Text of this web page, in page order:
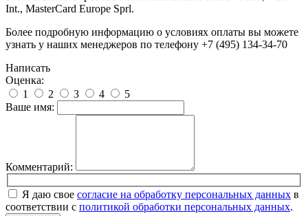
Int., MasterCard Europe Sprl.
Более подробную информацию о условиях оплаты вы можете
узнать у наших менеджеров по телефону +7 (495) 134-34-70
Написать
Оценка:
1
2 3 4
5
Ваше имя:
Комментарий:
Я даю свое согласие на обработку персональных данных в
соответствии с политикой обработки персональных данных.